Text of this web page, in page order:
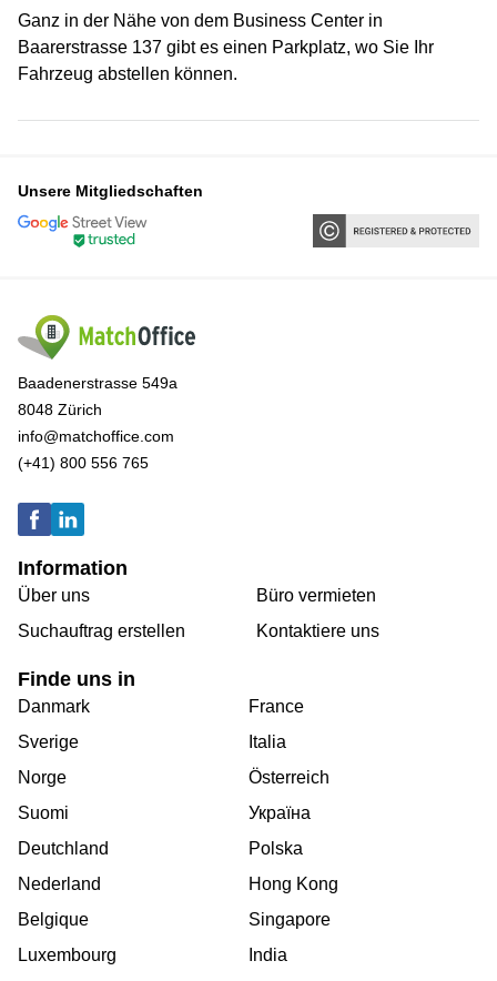
Ganz in der Nähe von dem Business Center in
Baarerstrasse 137 gibt es einen Parkplatz, wo Sie Ihr
Fahrzeug abstellen können.
Unsere Mitgliedschaften
Baadenerstrasse 549a
8048 Zürich
info@matchoffice.com
(+41) 800 556 765
Information
Über uns
Suchauftrag erstellen
Büro vermieten
Kontaktiere uns
Finde uns in
Danmark
Sverige
Norge
Suomi
Deutchland
Nederland
Belgique
Luxembourg
France
Italia
Österreich
Україна
Polska
Hong Kong
Singapore
India